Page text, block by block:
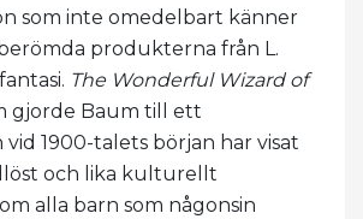
som inte omedelbart känner
produkterna från L.
The Wonderful Wizard of
gjorde Baum till ett
vid 1900-talets början har visat
och lika kulturellt
alla barn som någonsin